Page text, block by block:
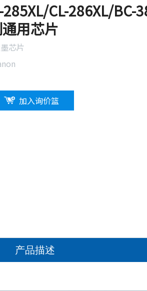
CL-286XL/BC-
用芯片
芯片
加入询价篮
产品描述